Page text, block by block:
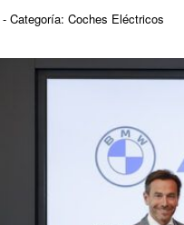
- Categoría: Coches Eléctricos